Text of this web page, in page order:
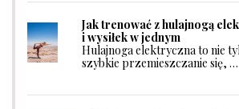
Jak trenować z hulajnogą
i wysiłek w jednym
Hulajnoga elektryczna to nie
szybkie przemieszczanie się, …